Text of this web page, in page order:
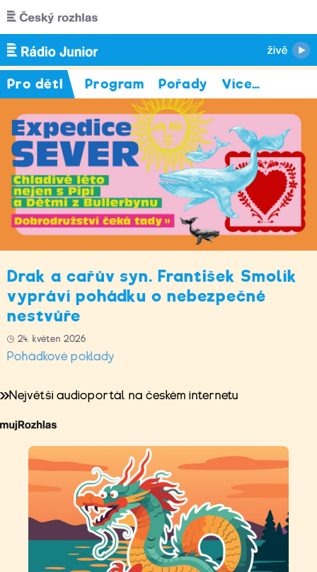
Přejít k hlavnímu obsahu
Pro děti Program Pořady Více…
Drak a cařův syn. František Smolík
vypráví pohádku o nebezpečné
nestvůře
24. květen 2026
Pohádkové poklady
Největší audioportál na českém internetu